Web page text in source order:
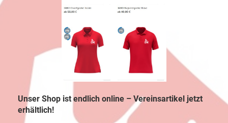
Unser Shop ist endlich online – Vereinsartikel jetzt
erhältlich!